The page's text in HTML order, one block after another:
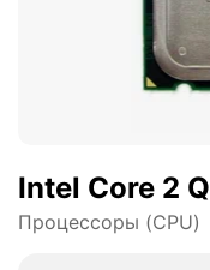
Intel Core 2
Процессоры (CPU)